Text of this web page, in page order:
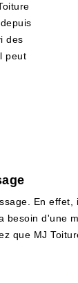
des
peut
En
d'une
que MJ